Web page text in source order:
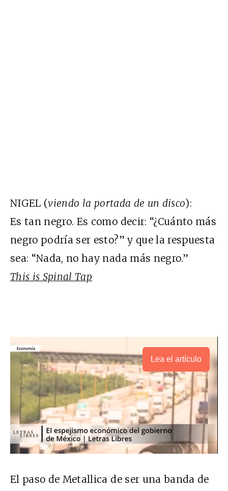
NIGEL (viendo la portada de un disco):
Es tan negro. Es como decir: “¿Cuánto más
negro podría ser esto?” y que la respuesta
sea: “Nada, no hay nada más negro.”
This is Spinal Tap
Lea el artículo
El paso de Metallica de ser una banda de